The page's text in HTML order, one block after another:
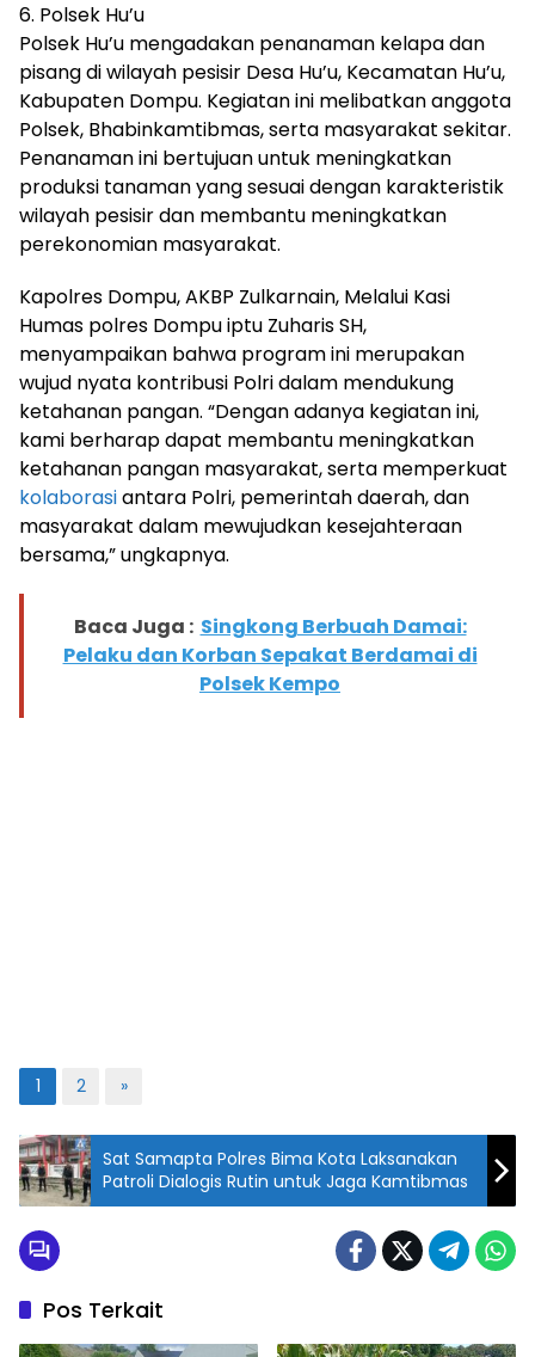
6. Polsek Hu’u
Polsek Hu’u mengadakan penanaman kelapa dan
pisang di wilayah pesisir Desa Hu’u, Kecamatan Hu’u,
Kabupaten Dompu. Kegiatan ini melibatkan anggota
Polsek, Bhabinkamtibmas, serta masyarakat sekitar.
Penanaman ini bertujuan untuk meningkatkan
produksi tanaman yang sesuai dengan karakteristik
wilayah pesisir dan membantu meningkatkan
perekonomian masyarakat.
Kapolres Dompu, AKBP Zulkarnain, Melalui Kasi
Humas polres Dompu iptu Zuharis SH,
menyampaikan bahwa program ini merupakan
wujud nyata kontribusi Polri dalam mendukung
ketahanan pangan. “Dengan adanya kegiatan ini,
kami berharap dapat membantu meningkatkan
ketahanan pangan masyarakat, serta memperkuat
kolaborasiantara Polri, pemerintah daerah, dan
masyarakat dalam mewujudkan kesejahteraan
bersama,” ungkapnya.
Baca Juga : Singkong Berbuah Damai:
Pelaku dan Korban Sepakat Berdamai di
Polsek Kempo
1 2 »
Sat Samapta Polres Bima Kota Laksanakan
Patroli Dialogis Rutin untuk Jaga Kamtibmas
Pos Terkait